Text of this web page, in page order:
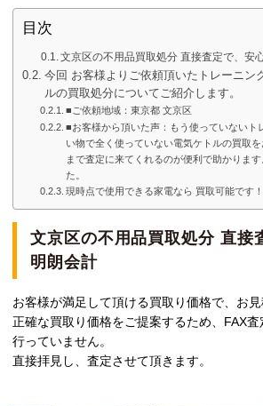
目次
文京区の不用品買取処分 直接査定で、安
今回 お客様よりご依頼頂いたトレーニン
ルの買取処分についてご紹介します。
■ご依頼地域：東京都 文京区
■お客様から頂いた声：もう使っていないト
い物で全く使っていない電気ケトルの買取
まで査定に来てくれるのが便利で助かりま
た。
現時点で使用できる家電なら 買取可能です！
文京区の不用品買取処分 直接
明朗会計
お客様が満足して頂ける買取り価格で、お見
正確な買取り価格をご提案するため、FAX
行っていません。
直接拝見し、査定させて頂きます。